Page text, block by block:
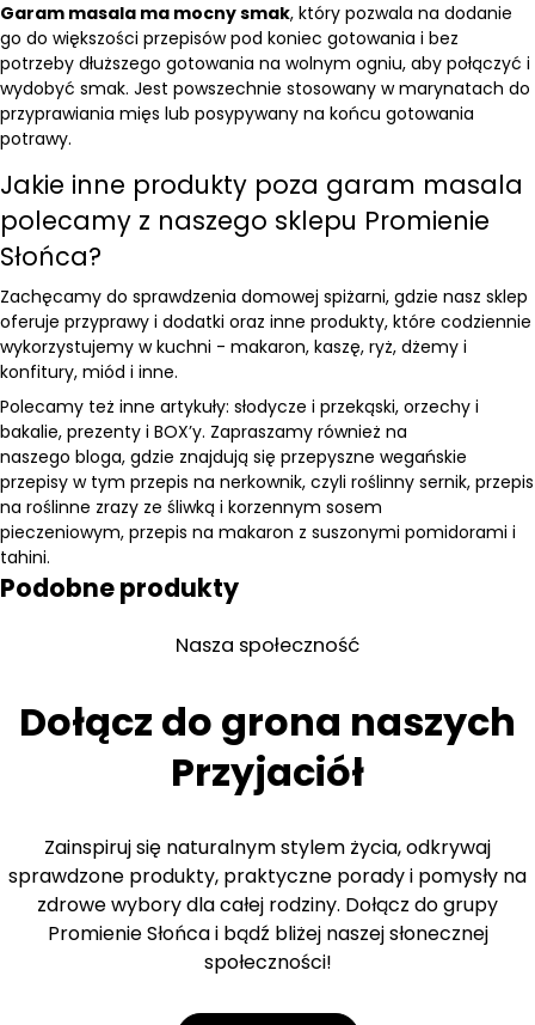
Garam masala ma mocny smak, który pozwala na dodanie
go do większości przepisów pod koniec gotowania i bez
potrzeby dłuższego gotowania na wolnym ogniu, aby połączyć i
wydobyć smak. Jest powszechnie stosowany w marynatach do
przyprawiania mięs lub posypywany na końcu gotowania
potrawy.
Jakie inne produkty poza garam masala
polecamy z naszego sklepu Promienie
Słońca?
Zachęcamy do sprawdzenia domowej spiżarni, gdzie nasz sklep
oferuje przyprawy i dodatki oraz inne produkty, które codziennie
wykorzystujemy w kuchni - makaron, kaszę, ryż, dżemy i
konfitury, miód i inne.
Polecamy też inne artykuły: słodycze i przekąski, orzechy i
bakalie, prezenty i BOX’y. Zapraszamy również na
naszego bloga, gdzie znajdują się przepyszne wegańskie
przepisy w tym przepis na nerkownik, czyli roślinny sernik, przepis
na roślinne zrazy ze śliwką i korzennym sosem
pieczeniowym, przepis na makaron z suszonymi pomidorami i
tahini.
Podobne produkty
Nasza społeczność
Dołącz do grona naszych
Przyjaciół
Zainspiruj się naturalnym stylem życia, odkrywaj
sprawdzone produkty, praktyczne porady i pomysły na
zdrowe wybory dla całej rodziny. Dołącz do grupy
Promienie Słońca i bądź bliżej naszej słonecznej
społeczności!